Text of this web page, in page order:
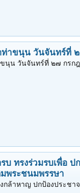
ท่าขนุน วันจันทร์ที่
ขนุน วันจันทร์ที่ ๒๗ กรก
บ ทรงร่วมรบเพื่อ ป
พระชนมพรรษา
กล้าหาญ ปกป้องประชา